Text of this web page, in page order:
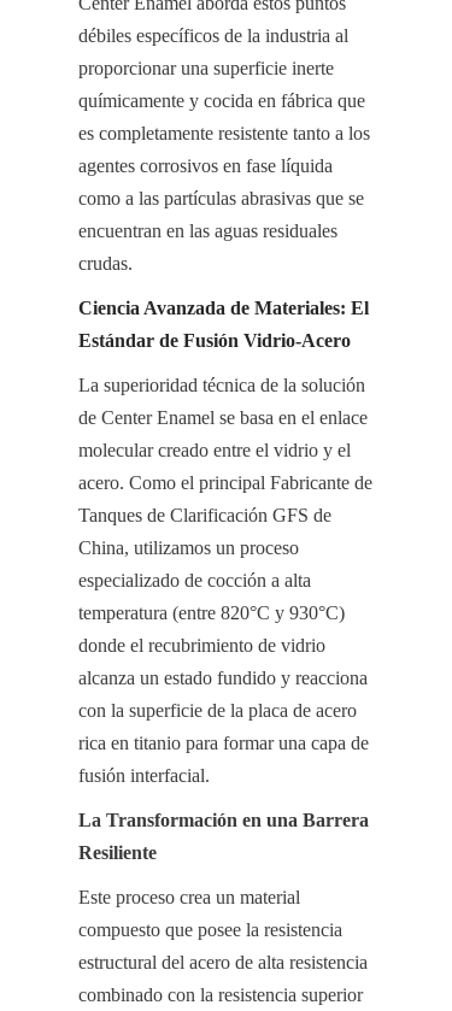
débiles específicos de la industria al
proporcionar una superficie inerte
químicamente y cocida en fábrica que
es completamente resistente tanto a los
agentes corrosivos en fase líquida
como a las partículas abrasivas que se
encuentran en las aguas residuales
crudas.
Ciencia Avanzada de Materiales: El
Estándar de Fusión Vidrio-Acero
La superioridad técnica de la solución
de Center Enamel se basa en el enlace
molecular creado entre el vidrio y el
acero. Como el principal Fabricante de
Tanques de Clarificación GFS de
China, utilizamos un proceso
especializado de cocción a alta
temperatura (entre 820°C y 930°C)
donde el recubrimiento de vidrio
alcanza un estado fundido y reacciona
con la superficie de la placa de acero
rica en titanio para formar una capa de
fusión interfacial.
La Transformación en una Barrera
Resiliente
Este proceso crea un material
compuesto que posee la resistencia
estructural del acero de alta resistencia
combinado con la resistencia superior